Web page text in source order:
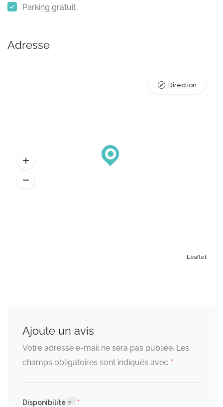
Parking gratuit
Adresse
Leaflet
Direction
Ajoute un avis
Votre adresse e-mail ne sera pas publiée. Les
champs obligatoires sont indiqués avec *
Disponibilité